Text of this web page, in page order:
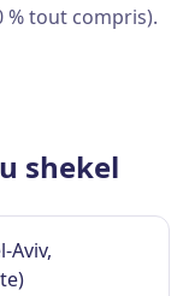
% tout compris).
shekel
Aviv,